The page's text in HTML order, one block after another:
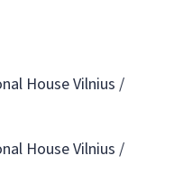
House Vilnius /
House Vilnius /